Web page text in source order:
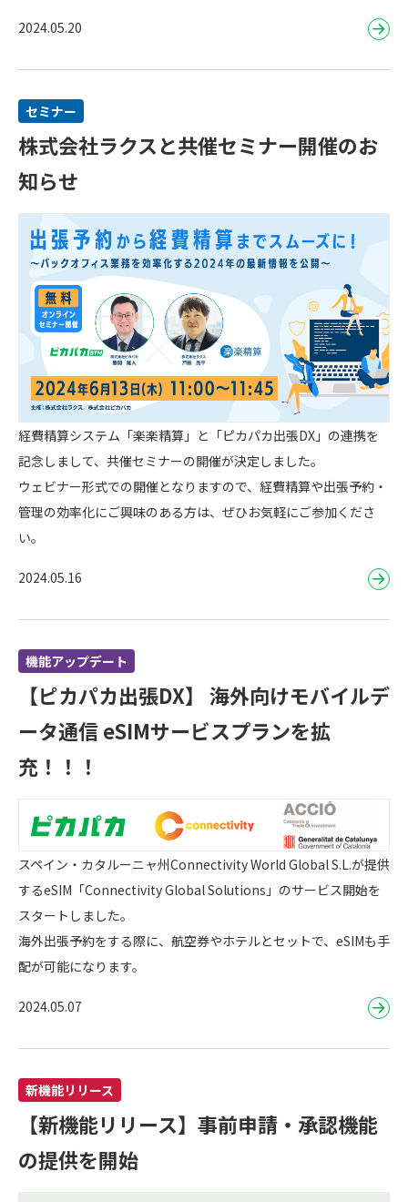
2024.05.20
セミナー
株式会社ラクスと共催セミナー開催のお
知らせ
経費精算システム「楽楽精算」と「ピカパカ出張DX」の連携を
記念しまして、共催セミナーの開催が決定しました。
ウェビナー形式での開催となりますので、経費精算や出張予約・
管理の効率化にご興味のある方は、ぜひお気軽にご参加くださ
い。
2024.05.16
機能アップデート
【ピカパカ出張DX】 海外向けモバイルデ
ータ通信 eSIMサービスプランを拡
充！！！
スペイン・カタルーニャ州Connectivity World Global S.L.が提供
するeSIM「Connectivity Global Solutions」のサービス開始を
スタートしました。
海外出張予約をする際に、航空券やホテルとセットで、eSIMも手
配が可能になります。
2024.05.07
新機能リリース
【新機能リリース】事前申請・承認機能
の提供を開始